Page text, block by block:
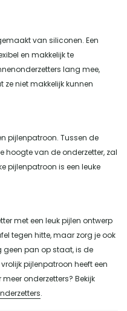
van siliconen. Een
en makkelijk te
lang mee,
niet makkelijk kunnen
pijlenpatroon. Tussen de
hoogte van de onderzetter, zal
pijlenpatroon is een leuke
met een leuk pijlen ontwerp
tegen hitte, maar zorg je ook
geen pan op staat, is de
pijlenpatroon heeft een
onderzetters? Bekijk
.